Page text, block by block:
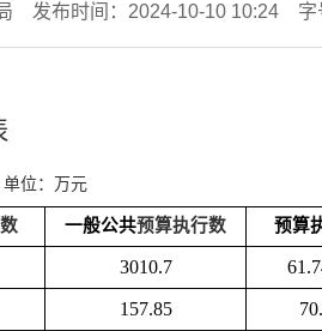
发布时间：2024-10-10 10:24 字
单位：万元
一般公共预算执行数 预算
3010.7
157.85